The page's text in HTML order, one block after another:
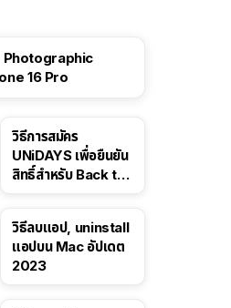
Photographic
16 Pro
วิธีการสมัคร
UNiDAYS เพื่อยืนยัน
สิทธิ์สำหรับ Back to
วิธีลบแอป, uninstall
แอปบน Mac อัปเดต
2023